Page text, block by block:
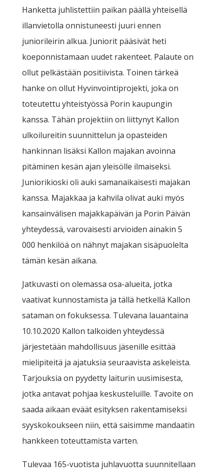
Hanketta juhlistettiin paikan päällä yhteisellä
illanvietolla onnistuneesti juuri ennen
juniorileirin alkua. Juniorit pääsivät heti
koeponnistamaan uudet rakenteet. Palaute on
ollut pelkästään positiivista. Toinen tärkeä
hanke on ollut Hyvinvointiprojekti, joka on
toteutettu yhteistyössä Porin kaupungin
kanssa. Tähän projektiin on liittynyt Kallon
ulkoilureitin suunnittelun ja opasteiden
hankinnan lisäksi Kallon majakan avoinna
pitäminen kesän ajan yleisölle ilmaiseksi.
Juniorikioski oli auki samanaikaisesti majakan
kanssa. Majakkaa ja kahvila olivat auki myös
kansainvälisen majakkapäivän ja Porin Päivän
yhteydessä, varovaisesti arvioiden ainakin 5
000 henkilöä on nähnyt majakan sisäpuolelta
tämän kesän aikana.
Jatkuvasti on olemassa osa-alueita, jotka
vaativat kunnostamista ja tällä hetkellä Kallon
sataman on fokuksessa. Tulevana lauantaina
10.10.2020 Kallon talkoiden yhteydessä
järjestetään mahdollisuus jäsenille esittää
mielipiteitä ja ajatuksia seuraavista askeleista.
Tarjouksia on pyydetty laiturin uusimisesta,
jotka antavat pohjaa keskusteluille. Tavoite on
saada aikaan eväät esityksen rakentamiseksi
syyskokoukseen niin, että saisimme mandaatin
hankkeen toteuttamista varten.
Tulevaa 165-vuotista juhlavuotta suunnitellaan